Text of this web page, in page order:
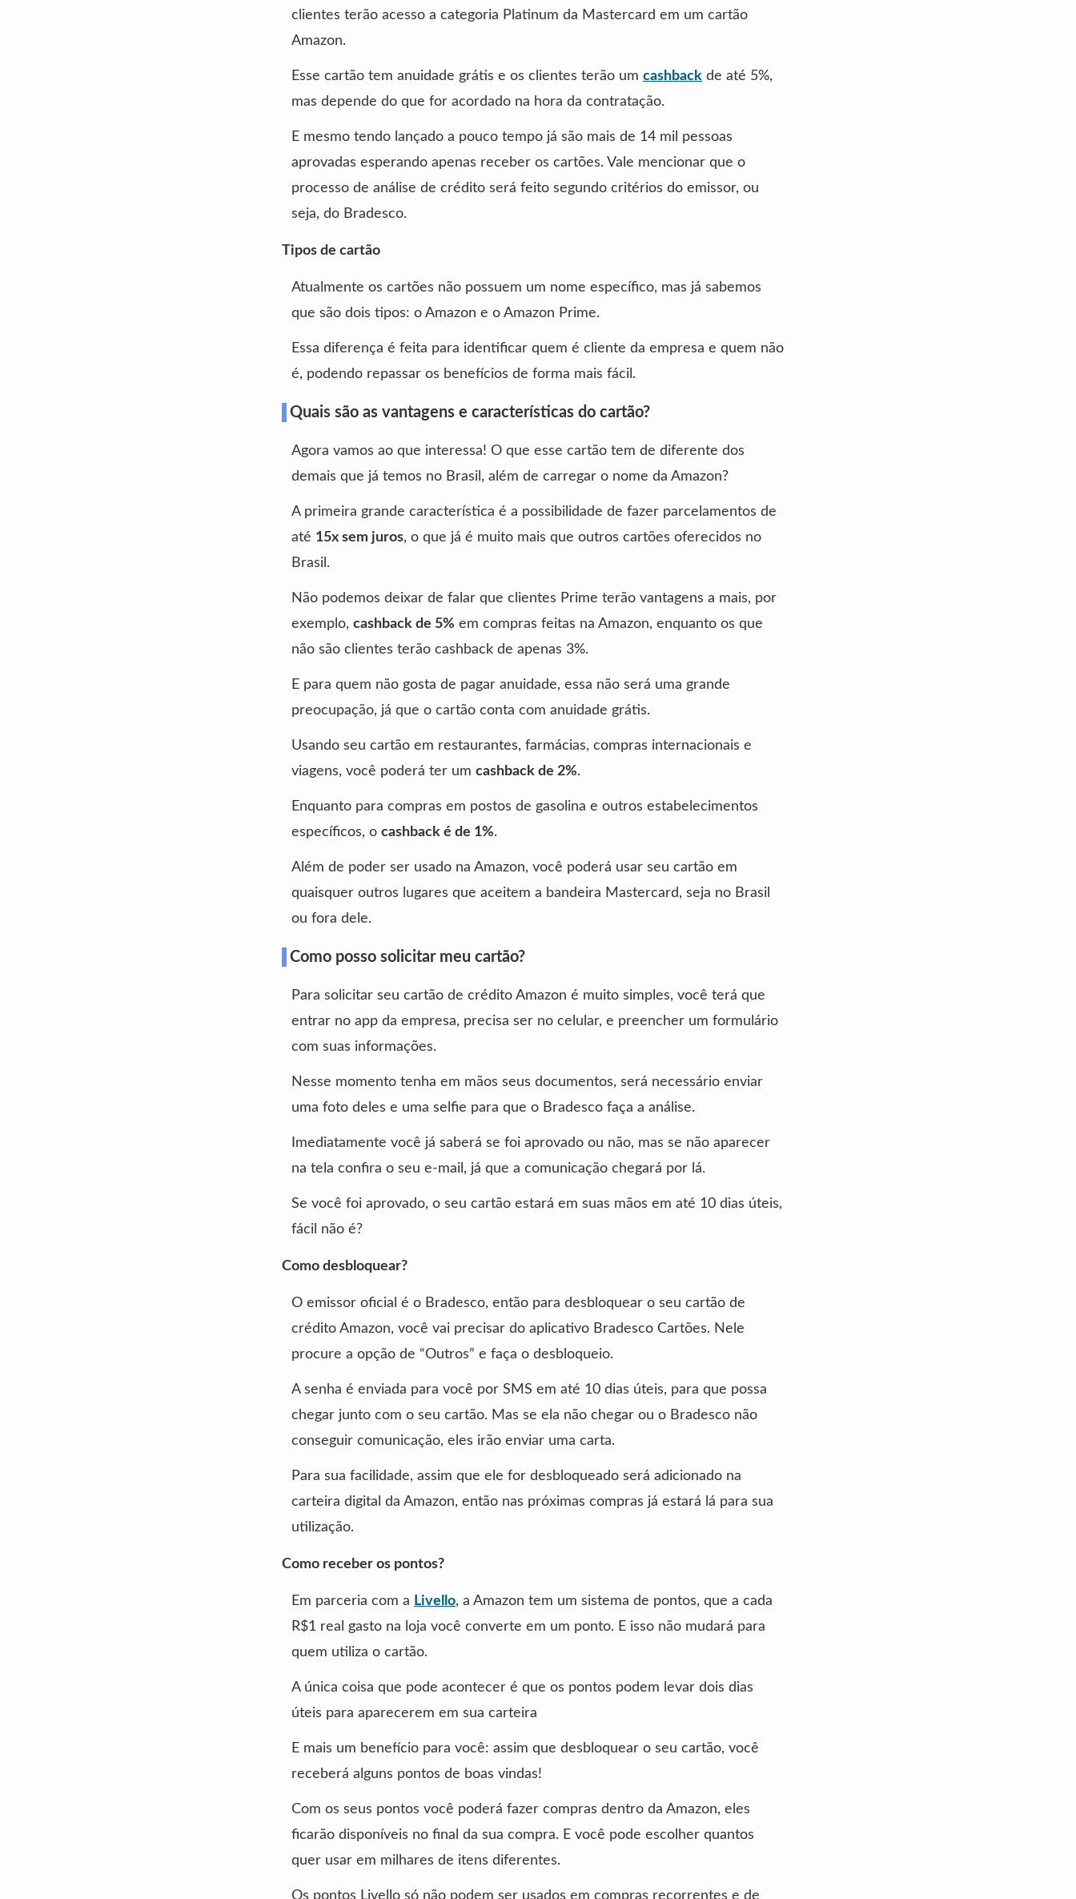
clientes terão acesso a categoria Platinum da Mastercard em um cartão
Amazon.
Esse cartão tem anuidade grátis e os clientes terão um cashback de até 5%,
mas depende do que for acordado na hora da contratação.
E mesmo tendo lançado a pouco tempo já são mais de 14 mil pessoas
aprovadas esperando apenas receber os cartões. Vale mencionar que o
processo de análise de crédito será feito segundo critérios do emissor, ou
seja, do Bradesco.
Tipos de cartão
Atualmente os cartões não possuem um nome específico, mas já sabemos
que são dois tipos: o Amazon e o Amazon Prime.
Essa diferença é feita para identificar quem é cliente da empresa e quem não
é, podendo repassar os benefícios de forma mais fácil.
Quais são as vantagens e características do cartão?
Agora vamos ao que interessa! O que esse cartão tem de diferente dos
demais que já temos no Brasil, além de carregar o nome da Amazon?
A primeira grande característica é a possibilidade de fazer parcelamentos de
até 15x sem juros, o que já é muito mais que outros cartões oferecidos no
Brasil.
Não podemos deixar de falar que clientes Prime terão vantagens a mais, por
exemplo, cashback de 5% em compras feitas na Amazon, enquanto os que
não são clientes terão cashback de apenas 3%.
E para quem não gosta de pagar anuidade, essa não será uma grande
preocupação, já que o cartão conta com anuidade grátis.
Usando seu cartão em restaurantes, farmácias, compras internacionais e
viagens, você poderá ter um cashback de 2%.
Enquanto para compras em postos de gasolina e outros estabelecimentos
específicos, o cashback é de 1%.
Além de poder ser usado na Amazon, você poderá usar seu cartão em
quaisquer outros lugares que aceitem a bandeira Mastercard, seja no Brasil
ou fora dele.
Como posso solicitar meu cartão?
Para solicitar seu cartão de crédito Amazon é muito simples, você terá que
entrar no app da empresa, precisa ser no celular, e preencher um formulário
com suas informações.
Nesse momento tenha em mãos seus documentos, será necessário enviar
uma foto deles e uma selfie para que o Bradesco faça a análise.
Imediatamente você já saberá se foi aprovado ou não, mas se não aparecer
na tela confira o seu e-mail, já que a comunicação chegará por lá.
Se você foi aprovado, o seu cartão estará em suas mãos em até 10 dias úteis,
fácil não é?
Como desbloquear?
O emissor oficial é o Bradesco, então para desbloquear o seu cartão de
crédito Amazon, você vai precisar do aplicativo Bradesco Cartões. Nele
procure a opção de “Outros” e faça o desbloqueio.
A senha é enviada para você por SMS em até 10 dias úteis, para que possa
chegar junto com o seu cartão. Mas se ela não chegar ou o Bradesco não
conseguir comunicação, eles irão enviar uma carta.
Para sua facilidade, assim que ele for desbloqueado será adicionado na
carteira digital da Amazon, então nas próximas compras já estará lá para sua
utilização.
Como receber os pontos?
Em parceria com a Livello, a Amazon tem um sistema de pontos, que a cada
R$1 real gasto na loja você converte em um ponto. E isso não mudará para
quem utiliza o cartão.
A única coisa que pode acontecer é que os pontos podem levar dois dias
úteis para aparecerem em sua carteira
E mais um benefício para você: assim que desbloquear o seu cartão, você
receberá alguns pontos de boas vindas!
Com os seus pontos você poderá fazer compras dentro da Amazon, eles
ficarão disponíveis no final da sua compra. E você pode escolher quantos
quer usar em milhares de itens diferentes.
Os pontos Livello só não podem ser usados em compras recorrentes e de